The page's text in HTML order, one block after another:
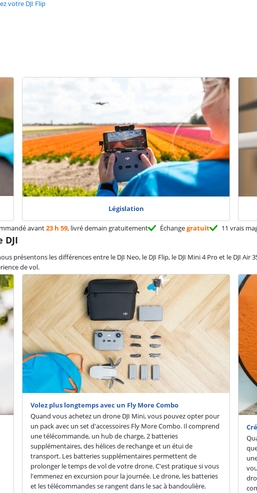
votre DJI Flip
Législation
avant23 h 59, livré demain gratuitement Échangegratuit 11 vrais
présentons les différences entre le DJI Neo, le DJI Flip, le DJI Mini 4 Pro et le DJI
de vol.
Volez plus longtemps avec un Fly More Combo
Quand vous achetez un drone DJI Mini, vous pouvez opter pour
un pack avec un set d'accessoires Fly More Combo. Il comprend
une télécommande, un hub de charge, 2 batteries
supplémentaires, des hélices de rechange et un étui de
transport. Les batteries supplémentaires permettent de
prolonger le temps de vol de votre drone. C'est pratique si vous
l'emmenez en excursion pour la journée. Le drone, les batteries
et les télécommandes se rangent dans le sac à bandoulière.